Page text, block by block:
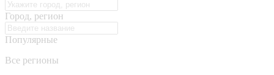
Город, регион
Популярные
Все регионы